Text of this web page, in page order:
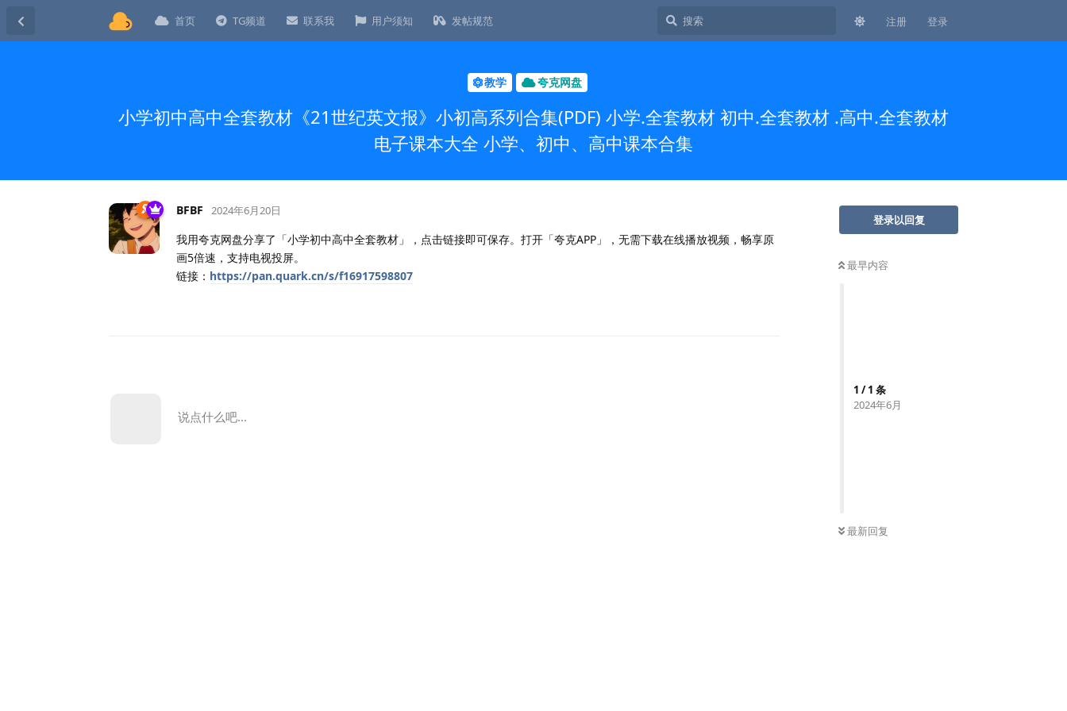
首页 TG频道 联系我 用户须知 发帖规范 注册 登录
教学 夸克网盘
小学初中高中全套教材《21世纪英文报》小初高系列合集(PDF) 小学.全套教材 初中.全套教材 .高中.全套教材
电子课本大全 小学、初中、高中课本合集
登录以回复
最早内容
1 /1 条
2024年6月
最新回复
BFBF 2024年6月20日
我用夸克网盘分享了「小学初中高中全套教材」，点击链接即可保存。打开「夸克APP」，无需下载在线播放视频，畅享原
画5倍速，支持电视投屏。
链接： https://pan.quark.cn/s/f16917598807
说点什么吧...